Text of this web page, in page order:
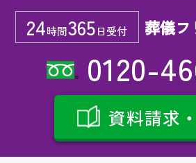
24時間365日受付 葬儀フ
0120-
資料請求